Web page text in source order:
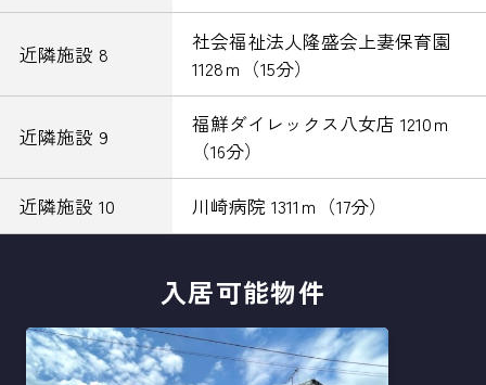
近隣施設 8
社会福祉法人隆盛会上妻保育園
1128ｍ（15分）
近隣施設 9
福鮮ダイレックス八女店 1210ｍ
（16分）
近隣施設 10 川崎病院 1311ｍ（17分）
入居可能物件